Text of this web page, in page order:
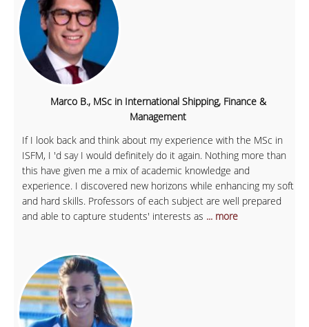
Marco B., MSc in International Shipping, Finance &
Management
If I look back and think about my experience with the MSc in
ISFM, I 'd say I would definitely do it again. Nothing more than
this have given me a mix of academic knowledge and
experience. I discovered new horizons while enhancing my soft
and hard skills. Professors of each subject are well prepared
and able to capture students' interests as ... more